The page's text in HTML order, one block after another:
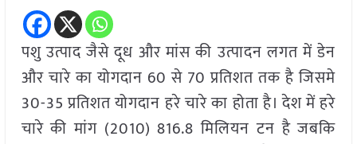
पशु उत्पाद जैसे दूध और मांस की उत्पादन लगत में डेन
और चारे का योगदान 60 से 70 प्रतिशत तक है जिसमे
30-35 प्रतिशत योगदान हरे चारे का होता है। देश में हरे
चारे की मांग (2010) 816.8 मिलियन टन है जबकि